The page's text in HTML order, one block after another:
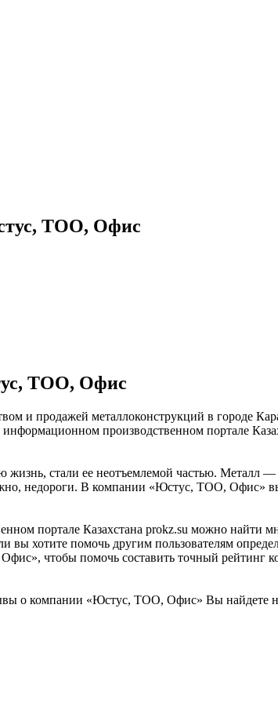
ТОО, Офис
ТОО, Офис
и продажей металлоконструкций в городе
производственном портале
стали ее неотъемлемой частью. Металл
недороги. В компании «Юстус, ТОО, Офис»
портале Казахстана prokz.su можно
вы хотите помочь другим пользователям
чтобы помочь составить точный рейтинг
о компании «Юстус, ТОО, Офис» Вы найдете